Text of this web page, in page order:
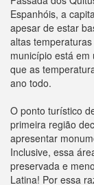
Espanhóis, a
apesar de estar
altas
município está em
que as
ano todo.
O ponto turístico
primeira região
apresentar
Inclusive, essa
preservada e
Latina! Por essa